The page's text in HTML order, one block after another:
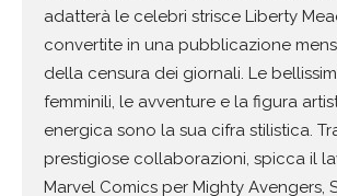
adatterà le celebri strisce Liberty
convertite in una pubblicazione
della censura dei giornali. Le
femminili, le avventure e la figura
energica sono la sua cifra stilistica.
prestigiose collaborazioni, spicca il
Marvel Comics per Mighty Avengers,